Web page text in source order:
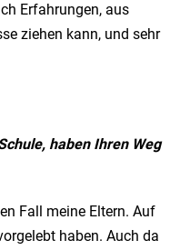
Erfahrungen, aus
ziehen kann, und sehr
haben Ihren Weg
Fall meine Eltern. Auf
haben. Auch da